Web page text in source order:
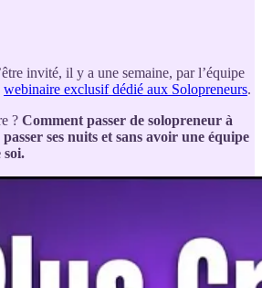
invité, il y a une semaine, par l’équipe
webinaire exclusif dédié aux Solopreneurs.
? Comment passer de solopreneur à
ses nuits et sans avoir une équipe